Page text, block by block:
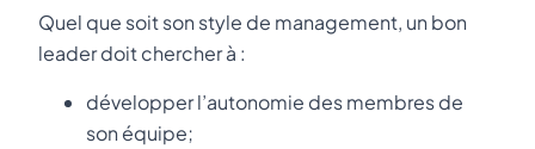
Quel que soit son style de management, un bon
leader doit chercher à :
développer l’autonomie des membres de
son équipe;